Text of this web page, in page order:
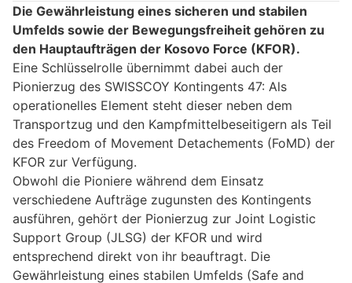
Die Gewährleistung eines sicheren und stabilen
Umfelds sowie der Bewegungsfreiheit gehören zu
den Hauptaufträgen der Kosovo Force (KFOR).
Eine Schlüsselrolle übernimmt dabei auch der
Pionierzug des SWISSCOY Kontingents 47: Als
operationelles Element steht dieser neben dem
Transportzug und den Kampfmittelbeseitigern als Teil
des Freedom of Movement Detachements (FoMD) der
KFOR zur Verfügung.
Obwohl die Pioniere während dem Einsatz
verschiedene Aufträge zugunsten des Kontingents
ausführen, gehört der Pionierzug zur Joint Logistic
Support Group (JLSG) der KFOR und wird
entsprechend direkt von ihr beauftragt. Die
Gewährleistung eines stabilen Umfelds (Safe and